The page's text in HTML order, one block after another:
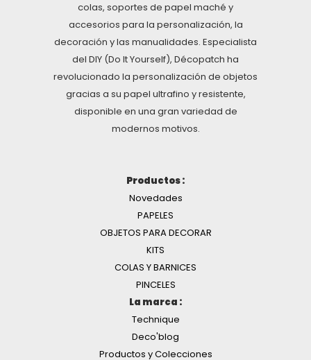
colas, soportes de papel maché y
accesorios para la personalización, la
decoración y las manualidades. Especialista
del DIY (Do It Yourself), Décopatch ha
revolucionado la personalización de objetos
gracias a su papel ultrafino y resistente,
disponible en una gran variedad de
modernos motivos.
Productos :
Novedades
PAPELES
OBJETOS PARA DECORAR
KITS
COLAS Y BARNICES
PINCELES
La marca :
Technique
Deco'blog
Productos y Colecciones